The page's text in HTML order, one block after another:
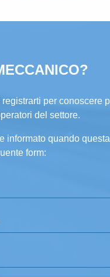
per conoscere
del settore.
informato quando
form: